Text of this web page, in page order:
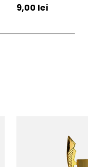
Pret initial
9,00 lei